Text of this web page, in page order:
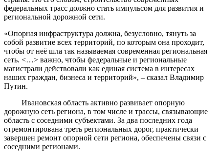
федеральных трасс должно стать импульсом для развития и
региональной дорожной сети.
«Опорная инфраструктура должна, безусловно, тянуть за
собой развитие всех территорий, по которым она проходит,
чтобы от неё шла так называемая современная региональная
сеть. <…> важно, чтобы федеральные и региональные
магистрали действовали как единая система в интересах
наших граждан, бизнеса и территорий», – сказал Владимир
Путин.
Ивановская область активно развивает опорную
дорожную сеть региона, в том числе и трассы, связывающие
область с соседними субъектами. За два последних года
отремонтирована треть региональных дорог, практически
завершен ремонт опорной сети региона, обеспечены связи с
соседними регионами.